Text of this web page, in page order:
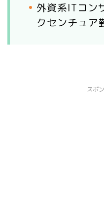
外資系ITコン
クセンチュア
スポ